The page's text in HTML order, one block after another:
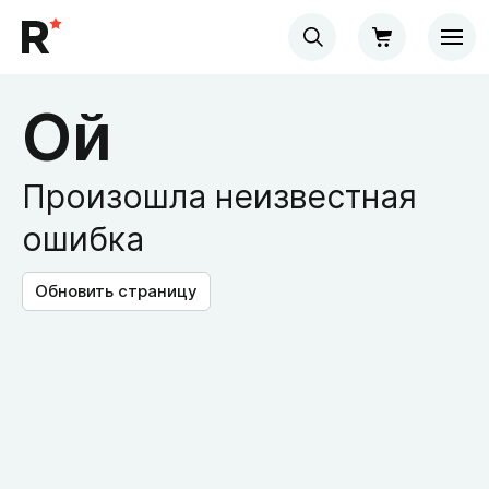
Ой
Произошла неизвестная
ошибка
Обновить страницу